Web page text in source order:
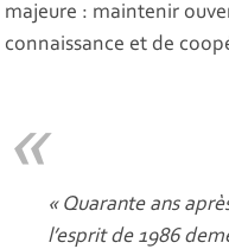
majeure : maintenir
connaissance et de
« Quarante ans
l’esprit de 1986